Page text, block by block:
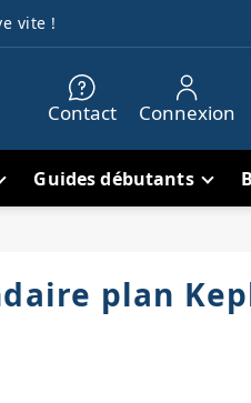
vite !
Contact Connexion
Guides débutants
plan